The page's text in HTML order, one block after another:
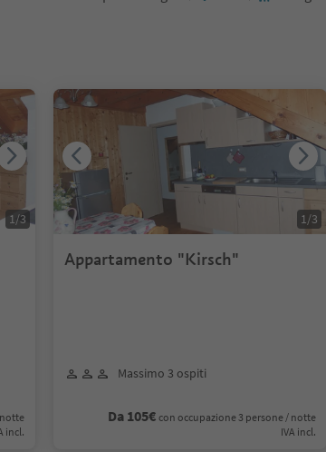
incl.
1/3
Appartamento "Kirsch"
Massimo 3 ospiti
Da 105€ con occupazione 3 persone / notte
IVA incl.
1/3